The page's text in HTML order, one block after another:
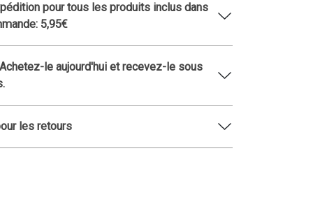
pour tous les produits inclus dans
5,95€
le aujourd'hui et recevez-le sous
les retours